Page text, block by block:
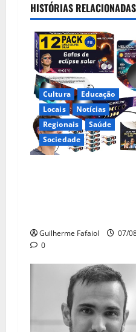
ç
ã
o
d
e
a
g
o
HISTÓRIAS RELACIONADAS
Cultura
Educação
Locais
Notícias
Regionais
Saúde
Sociedade
Guilherme Fafaiol
07/
0